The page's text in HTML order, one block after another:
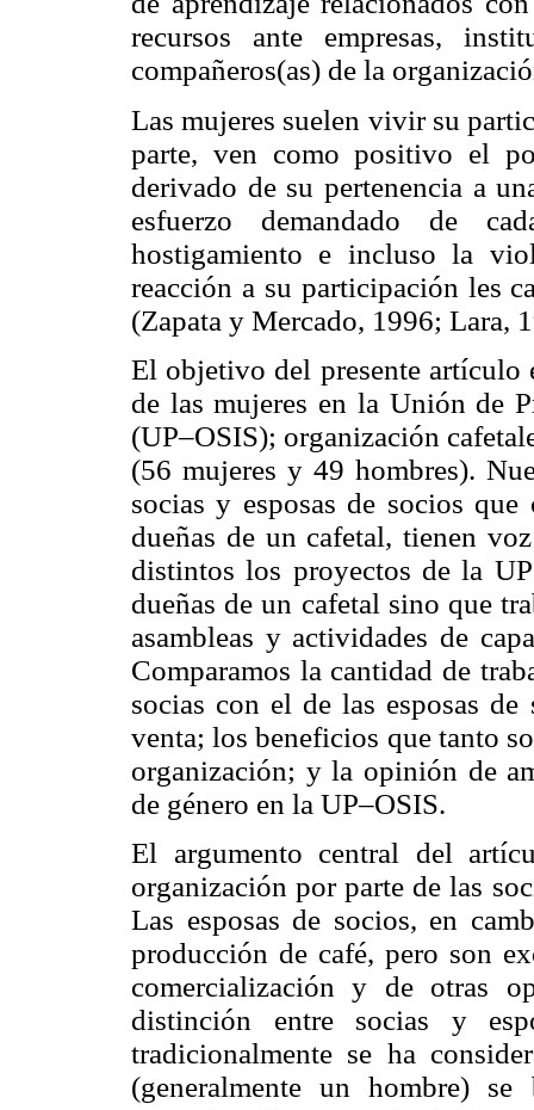
recursos ante empresas,
compañeros(as) de la
Las mujeres suelen vivir su
parte, ven como positivo el
derivado de su pertenencia a
esfuerzo demandado de
hostigamiento e incluso la
reacción a su participación les
(Zapata y Mercado, 1996; Lara,
El objetivo del presente artículo
de las mujeres en la Unión de
(UP–OSIS); organización
(56 mujeres y 49 hombres).
socias y esposas de socios
dueñas de un cafetal, tienen
distintos los proyectos de la
dueñas de un cafetal sino que
asambleas y actividades de
Comparamos la cantidad de
socias con el de las esposas
venta; los beneficios que tanto
organización; y la opinión de
de género en la UP–OSIS.
El argumento central del
organización por parte de las
Las esposas de socios, en
producción de café, pero son
comercialización y de otras
distinción entre socias y
tradicionalmente se ha
(generalmente un hombre)